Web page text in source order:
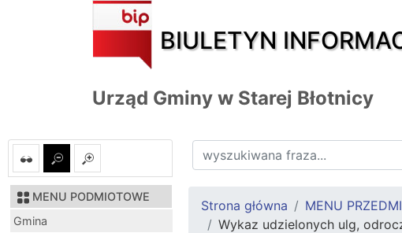
BIULETYN
Urząd Gminy w Starej Błotnicy
MENU PODMIOTOWE
Gmina
Strona główna MENU
Wykaz udzielonych ulg,